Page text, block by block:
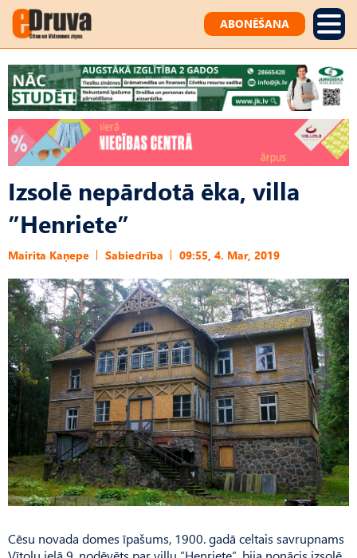
ABONĒŠANA
Izsolē nepārdotā ēka, villa
”Henriete”
Mairita Kaņepe Sabiedrība 09:55, 4. Mar, 2019
Cēsu novada domes īpašums, 1900. gadā celtais savrupnams